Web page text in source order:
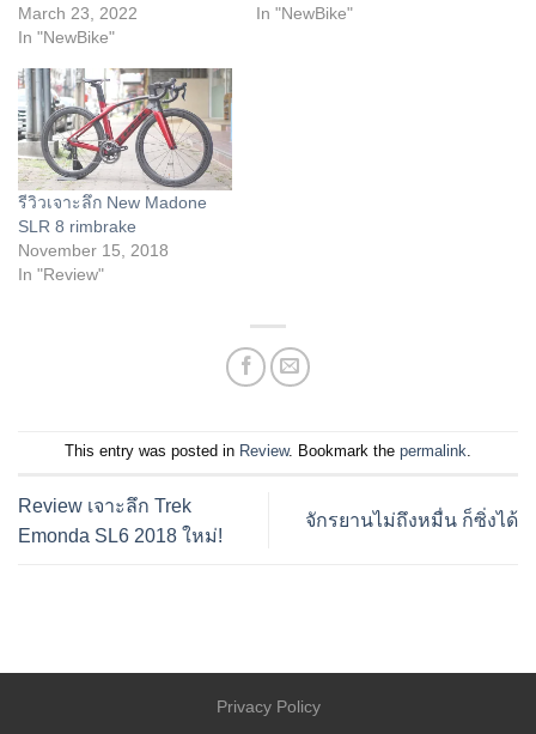
March 23, 2022
In "NewBike"
In "NewBike"
รีวิวเจาะลึก New Madone
SLR 8 rimbrake
November 15, 2018
In "Review"
This entry was posted in Review. Bookmark the permalink.
Review เจาะลึก Trek
Emonda SL6 2018 ใหม่!
จักรยานไม่ถึงหมื่น ก็ซิ่งได้
Privacy Policy